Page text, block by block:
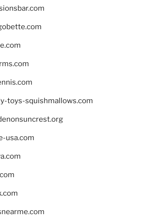
toys-squishmallows.com
usa.com